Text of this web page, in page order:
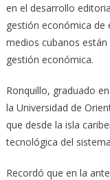
en el desarrollo
gestión económica de
medios cubanos
gestión económica.
Ronquillo, graduado
la Universidad de
que desde la isla
tecnológica del
Recordó que en la